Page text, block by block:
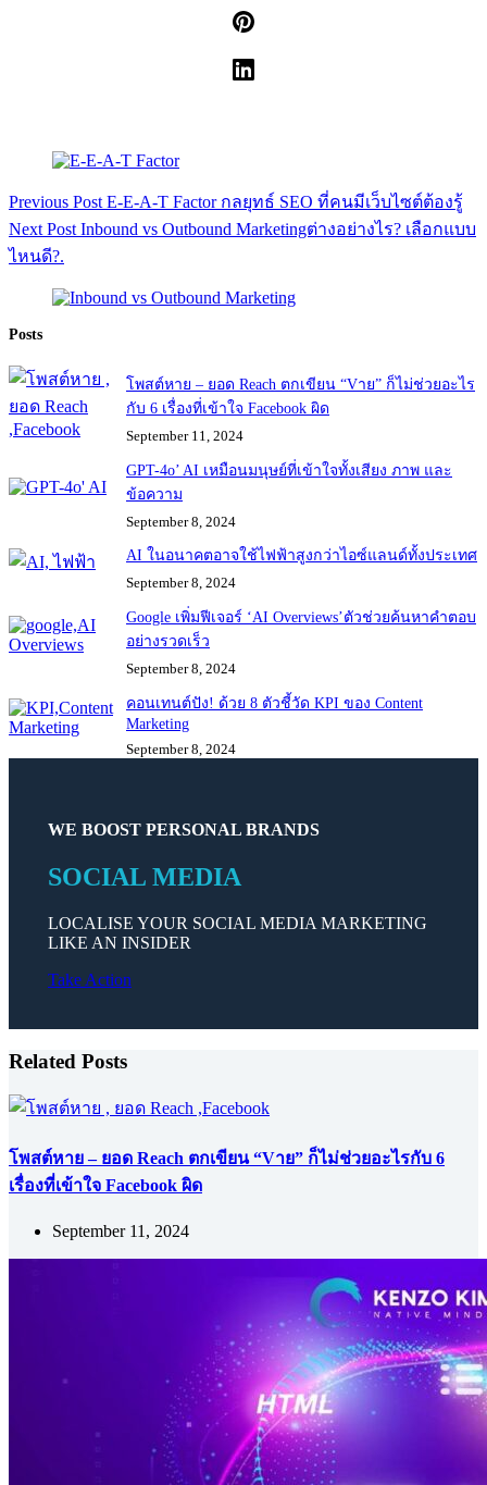
Previous Post E-E-A-T Factor กลยุทธ์ SEO ที่คนมีเว็บไซต์ต้องรู้
Next Post Inbound vs Outbound Marketingต่างอย่างไร? เลือกแบบ
ไหนดี?.
Posts
โพสต์หาย – ยอด Reach ตกเขียน “Vาย” ก็ไม่ช่วยอะไร
กับ 6 เรื่องที่เข้าใจ Facebook ผิด
September 11, 2024
GPT-4o’ AI เหมือนมนุษย์ที่เข้าใจทั้งเสียง ภาพ และ
ข้อความ
September 8, 2024
AI ในอนาคตอาจใช้ไฟฟ้าสูงกว่าไอซ์แลนด์ทั้งประเทศ
September 8, 2024
Google เพิ่มฟีเจอร์ ‘AI Overviews’ตัวช่วยค้นหาคำตอบ
อย่างรวดเร็ว
September 8, 2024
คอนเทนต์ปัง! ด้วย 8 ตัวชี้วัด KPI ของ Content
Marketing
September 8, 2024
WE BOOST PERSONAL BRANDS
SOCIAL MEDIA
LOCALISE YOUR SOCIAL MEDIA MARKETING
LIKE AN INSIDER
Take Action
Related Posts
โพสต์หาย – ยอด Reach ตกเขียน “Vาย” ก็ไม่ช่วยอะไรกับ 6
เรื่องที่เข้าใจ Facebook ผิด
September 11, 2024